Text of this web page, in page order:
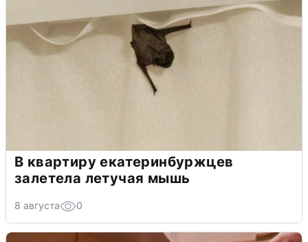
В квартиру екатеринбуржцев
залетела летучая мышь
8 августа 0